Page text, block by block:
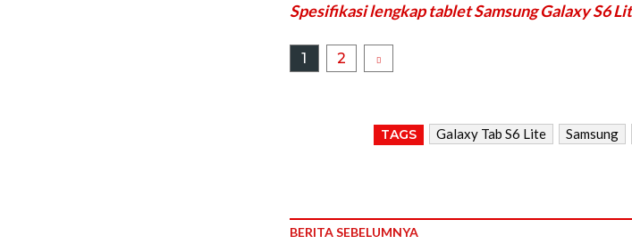
Spesifikasi lengkap tablet Samsung Galaxy S6
1 2
TAGS Galaxy Tab S6 Lite Samsung
BERITA SEBELUMNYA